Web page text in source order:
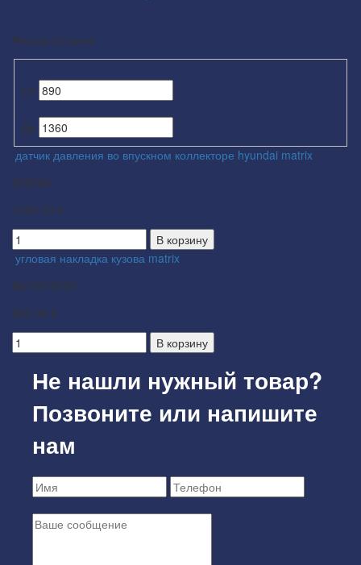
Фильтр по цене
От
До
датчик давления во впускном коллекторе hyundai matrix
550394
1360.00 ₽
В корзину
угловая накладка кузова matrix
8619010000
890.00 ₽
В корзину
Не нашли нужный товар?
Позвоните или напишите
нам